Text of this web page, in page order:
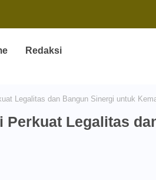
Redaksi
Legalitas dan Bangun Sinergi untuk
Perkuat Legalitas